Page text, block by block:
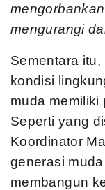
mengurangi
Sementara
kondisi
muda memiliki
Seperti yang
Koordinator
generasi
membangun